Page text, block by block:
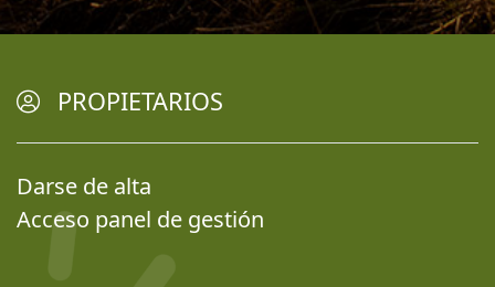
PROPIETARIOS
Darse de alta
Acceso panel de gestión